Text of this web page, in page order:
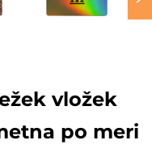
vložek
po meri